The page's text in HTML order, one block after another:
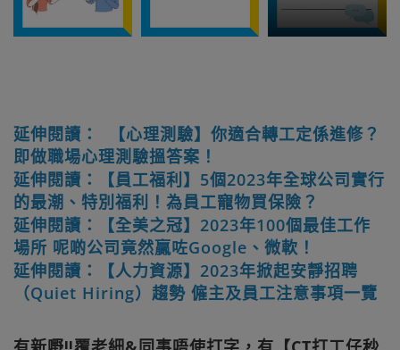
延伸閱讀： 【心理測驗】你適合轉工定係進修？
即做職場心理測驗搵答案！
延伸閱讀：【員工福利】5個2023年全球公司實行
的最潮、特別福利！為員工寵物買保險？
延伸閱讀：【全美之冠】2023年100個最佳工作
場所 呢啲公司竟然贏咗Google、微軟！
延伸閱讀：【人力資源】2023年掀起安靜招聘
（Quiet Hiring）趨勢 僱主及員工注意事項一覽